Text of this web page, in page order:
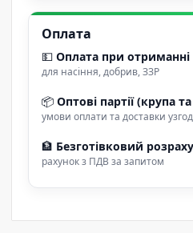
Оплата
💵 Оплата при отриманні
для насіння, добрив, ЗЗР
📦 Оптові партії (крупа та
умови оплати та доставки
🏦 Безготівковий
рахунок з ПДВ за запитом